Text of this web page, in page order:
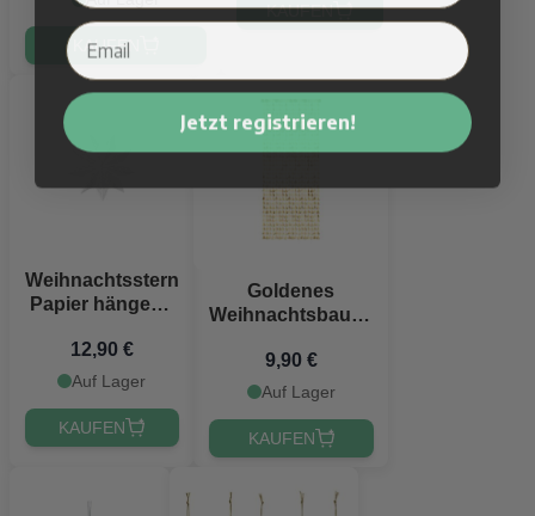
KAUFEN
KAUFEN
Weihnachtsstern
Papier hängend
12,90 €
Auf Lager
KAUFEN
Goldenes
Weihnachtsbaum-
100x245 cm
9,90 €
Auf Lager
KAUFEN
Jetzt registrieren!